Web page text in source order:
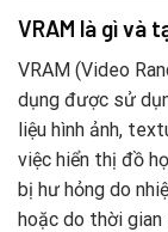
VRAM là gì và
VRAM (Video
dụng được sử
liệu hình ảnh,
việc hiển thị đồ
bị hư hỏng do
hoặc do thời gian